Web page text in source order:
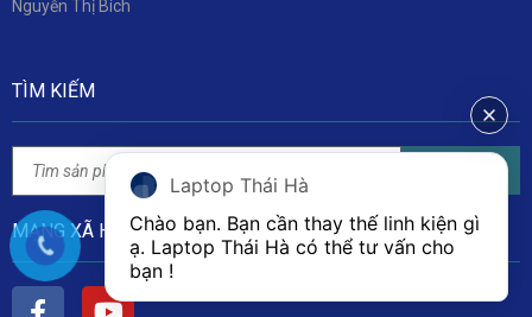
Nguyễn Thị Bích
TÌM KIẾM
MẠNG XÃ HỘI
Laptop Thái Hà
Chào bạn. Bạn cần thay thế linh kiện gì
ạ. Laptop Thái Hà có thể tư vấn cho
bạn !